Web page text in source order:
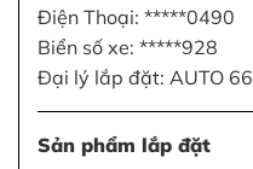
Điện Thoại: *****0490
Biển số xe: *****928
Đại lý lắp đặt: AUTO 66
Sản phẩm lắp đặt